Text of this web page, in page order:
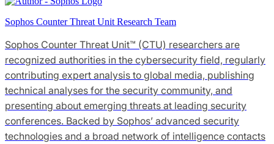
Sophos Counter Threat Unit Research Team
Sophos Counter Threat Unit™ (CTU) researchers are
recognized authorities in the cybersecurity field, regularly
contributing expert analysis to global media, publishing
technical analyses for the security community, and
presenting about emerging threats at leading security
conferences. Backed by Sophos’ advanced security
technologies and a broad network of intelligence contacts